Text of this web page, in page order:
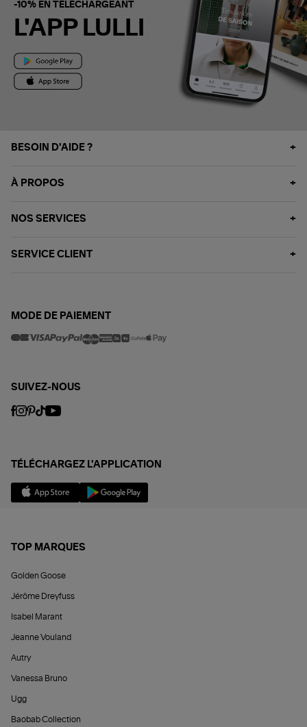
-10% EN TÉLÉCHARGEANT
L'APP LULLI
BESOIN D'AIDE ?
À PROPOS
NOS SERVICES
SERVICE CLIENT
MODE DE PAIEMENT
SUIVEZ-NOUS
TÉLÉCHARGEZ L'APPLICATION
TOP MARQUES
Golden Goose
Jérôme Dreyfuss
Isabel Marant
Jeanne Vouland
Autry
Vanessa Bruno
Ugg
Baobab Collection